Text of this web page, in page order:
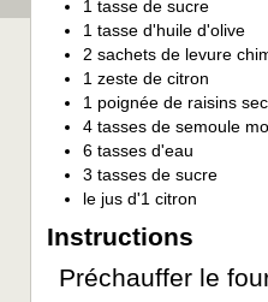
1 tasse de sucre
1 tasse d'huile d'olive
2 sachets de levure
1 zeste de citron
1 poignée de raisins
4 tasses de semoule
6 tasses d'eau
3 tasses de sucre
le jus d'1 citron
Instructions
Préchauffer le